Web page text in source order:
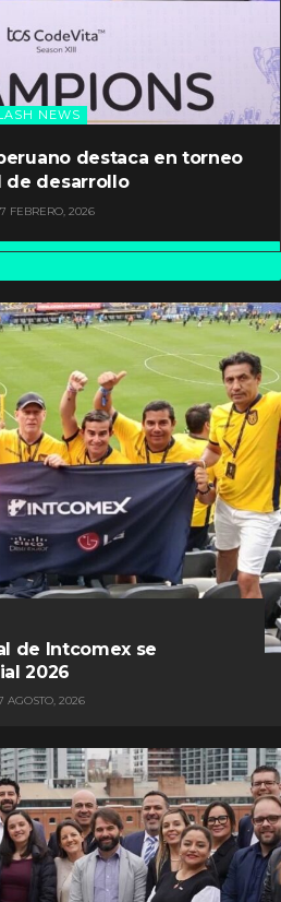
NEWS
destaca en torneo
de desarrollo
FEBRERO, 2026
de Intcomex se
2026
AGOSTO, 2026